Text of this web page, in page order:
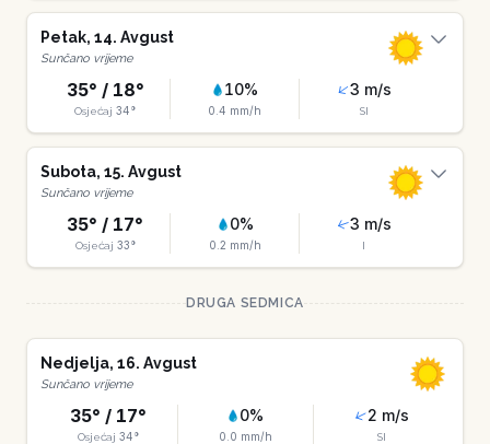
Petak, 14. Avgust
Sunčano vrijeme
35° / 18°
Osjećaj 34°
10%
0.4 mm/h
3 m/s
SI
Subota, 15. Avgust
Sunčano vrijeme
35° / 17°
Osjećaj 33°
0%
0.2 mm/h
3 m/s
I
DRUGA SEDMICA
Nedjelja, 16. Avgust
Sunčano vrijeme
35° / 17°
Osjećaj 34°
0%
0.0 mm/h
2 m/s
SI